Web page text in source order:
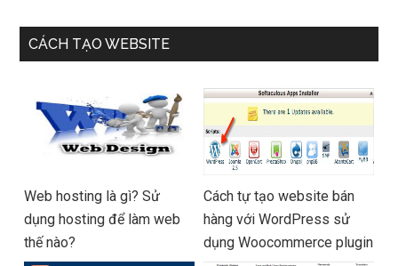
CÁCH TẠO WEBSITE
Web hosting là gì? Sử
dụng hosting để làm web
thế nào?
Cách tự tạo website bán
hàng với WordPress sử
dụng Woocommerce plugin